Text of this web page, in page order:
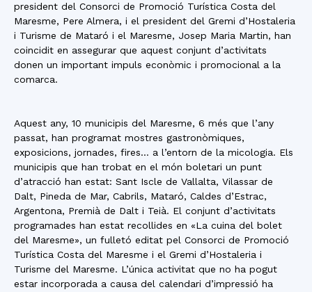
president del Consorci de Promoció Turística Costa del
Maresme, Pere Almera, i el president del Gremi d’Hostaleria
i Turisme de Mataró i el Maresme, Josep Maria Martin, han
coincidit en assegurar que aquest conjunt d’activitats
donen un important impuls econòmic i promocional a la
comarca.
Aquest any, 10 municipis del Maresme, 6 més que l’any
passat, han programat mostres gastronòmiques,
exposicions, jornades, fires… a l’entorn de la micologia. Els
municipis que han trobat en el món boletari un punt
d’atracció han estat: Sant Iscle de Vallalta, Vilassar de
Dalt, Pineda de Mar, Cabrils, Mataró, Caldes d’Estrac,
Argentona, Premià de Dalt i Teià. El conjunt d’activitats
programades han estat recollides en «La cuina del bolet
del Maresme», un fulletó editat pel Consorci de Promoció
Turística Costa del Maresme i el Gremi d’Hostaleria i
Turisme del Maresme. L’única activitat que no ha pogut
estar incorporada a causa del calendari d’impressió ha